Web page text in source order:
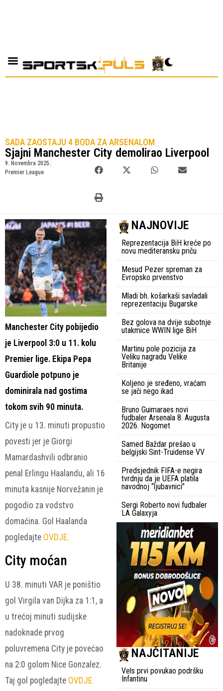
SADA ZAOSTAJU 4 BODA ZA ARSENALOM
Sjajni Manchester City demolirao Liverpool
9. Novembra 2025.
Premier League
Manchester City pobijedio
je Liverpool 3:0 u 11. kolu
Premier lige. Ekipa Pepa
Guardiole potpuno je
dominirala nad gostima
tokom svih 90 minuta.
City je u 13. minuti propustio
povesti jer je Giorgi
Mamardashvili odbranio
penal Erlingu Haalandu, ali 16
minuta kasnije Norvežanin je
pogodio za vodstvo
domaćina. Gol Haalanda
pogledajte OVDJE.
City moćan
U 38. minuti VAR je poništio
gol Virgila van Dijka za 1:1, a
u trećoj minuti sudijske
nadoknade prvog
poluvremena City je povećao
na 2:0 golom Nice Gonzalez.
Taj gol pogledajte OVDJE.
NAJNOVIJE
Reprezentacija BiH kreće po
novu mediteransku priču
Mesud Pezer spreman za
Evropsko prvenstvo
Mladi bh. košarkaši savladali
reprezentaciju Bugarske
Bez golova na dvije subotnje
utakmice WWIN lige BiH
Martinu pole pozicija za
Veliku nagradu Velike
Britanije
Koljeno je sređeno, vraćam
se jači nego ikad
Bruno Guimaraes novi
fudbaler Arsenala 8. Augusta
2026. Nogomet
Samed Baždar prešao u
belgijski Sint-Truidense VV
Predsjednik FIFA-e negira
tvrdnju da je UEFA platila
navodnoj “ljubavnici”
Sergi Roberto novi fudbaler
LA Galaxyja
NAJČITANIJE
Vels prvi povukao podršku
Infantinu